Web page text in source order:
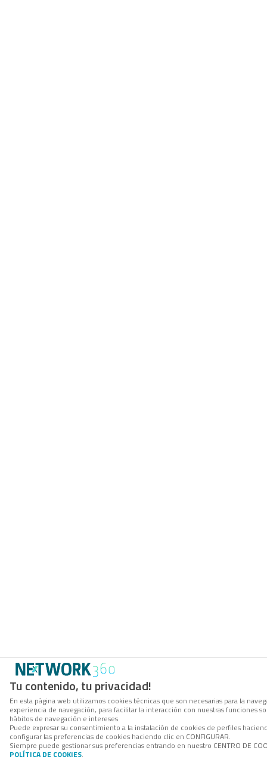
Tu contenido, tu privacidad!
En esta página web utilizamos cookies técnicas que son necesarias para la
experiencia de navegación, para facilitar la interacción con nuestras funciones
hábitos de navegación e intereses.
Puede expresar su consentimiento a la instalación de cookies de perfiles
configurar las preferencias de cookies haciendo clic en CONFIGURAR.
Siempre puede gestionar sus preferencias entrando en nuestro CENTRO DE
POLÍTICA DE COOKIES.